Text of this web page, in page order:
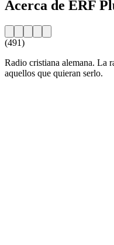
Acerca de ERF
(491)
Radio cristiana alemana. La
aquellos que quieran serlo.